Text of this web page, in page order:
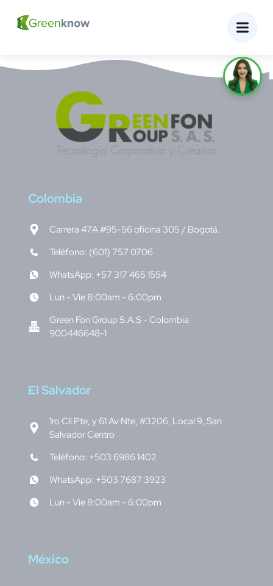
Colombia
Carrera 47A #95-56 oficina 305 / Bogotá.
Teléfono: (601) 757 0706
WhatsApp: +57 317 465 1554
Lun - Vie 8:00am - 6:00pm
Green Fon Group S.A.S - Colombia
900446648-1
El Salvador
1ro Cll Pte, y 61 Av Nte, #3206, Local 9, San
Salvador Centro
Teléfono: +503 6986 1402
WhatsApp: +503 7687 3923
Lun - Vie 8:00am - 6:00pm
México